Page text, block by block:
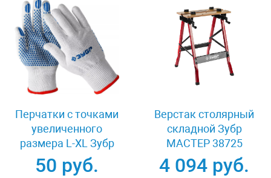
Перчатки с точками
увеличенного
размера L-XL Зубр
ТОЧКА+ 11451-XL
50 руб.
Верстак столярный
складной Зубр
МАСТЕР 38725
4 094 руб.